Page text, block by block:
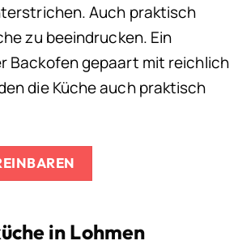
Auch praktisch
zu beeindrucken. Ein
Backofen gepaart mit reichlich
die Küche auch praktisch
in Lohmen